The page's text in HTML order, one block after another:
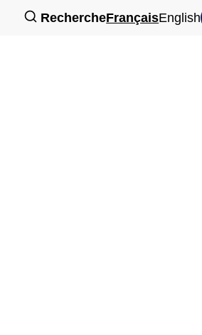
RechercheFrançaisEnglish